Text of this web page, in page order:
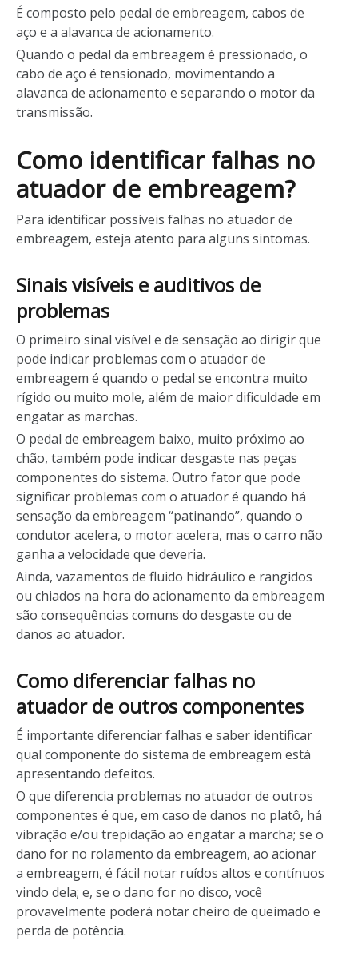
É composto pelo pedal de embreagem, cabos de
aço e a alavanca de acionamento.
Quando o pedal da embreagem é pressionado, o
cabo de aço é tensionado, movimentando a
alavanca de acionamento e separando o motor da
transmissão.
Como identificar falhas no
atuador de embreagem?
Para identificar possíveis falhas no atuador de
embreagem, esteja atento para alguns sintomas.
Sinais visíveis e auditivos de
problemas
O primeiro sinal visível e de sensação ao dirigir que
pode indicar problemas com o atuador de
embreagem é quando o pedal se encontra muito
rígido ou muito mole, além de maior dificuldade em
engatar as marchas.
O pedal de embreagem baixo, muito próximo ao
chão, também pode indicar desgaste nas peças
componentes do sistema. Outro fator que pode
significar problemas com o atuador é quando há
sensação da embreagem “patinando”, quando o
condutor acelera, o motor acelera, mas o carro não
ganha a velocidade que deveria.
Ainda, vazamentos de fluido hidráulico e rangidos
ou chiados na hora do acionamento da embreagem
são consequências comuns do desgaste ou de
danos ao atuador.
Como diferenciar falhas no
atuador de outros componentes
É importante diferenciar falhas e saber identificar
qual componente do sistema de embreagem está
apresentando defeitos.
O que diferencia problemas no atuador de outros
componentes é que, em caso de danos no platô, há
vibração e/ou trepidação ao engatar a marcha; se o
dano for no rolamento da embreagem, ao acionar
a embreagem, é fácil notar ruídos altos e contínuos
vindo dela; e, se o dano for no disco, você
provavelmente poderá notar cheiro de queimado e
perda de potência.